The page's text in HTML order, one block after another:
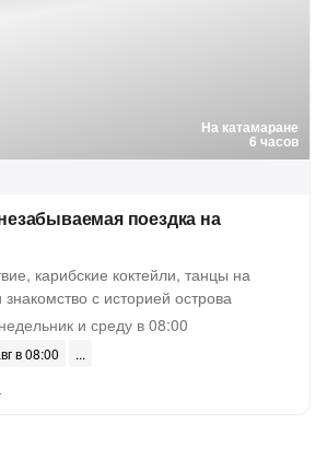
На катамаране
6 часов
поездка на
карибские коктейли, танцы на
знакомство с историей острова
и среду в 08:00
в 08:00